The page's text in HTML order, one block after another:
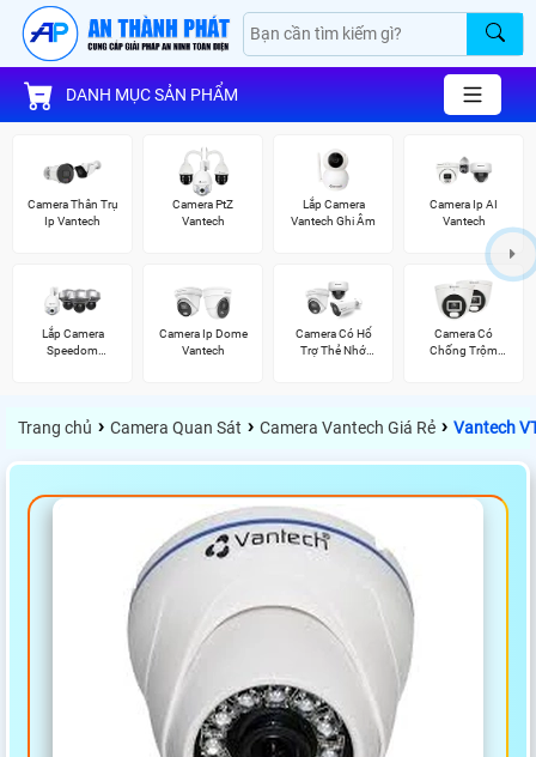
DANH MỤC SẢN PHẨM
Camera Thân Trụ
Ip Vantech
Camera PtZ
Vantech
Lắp Camera
Vantech Ghi Âm
Camera Ip AI
Vantech
Lắp Camera
Speedom
Camera Ip Dome
Vantech
Camera Có Hổ
Trợ Thẻ Nhớ
Camera Có
Chống Trộm
Trang chủ › Camera Quan Sát › Camera Vantech Giá Rẻ › Vantech